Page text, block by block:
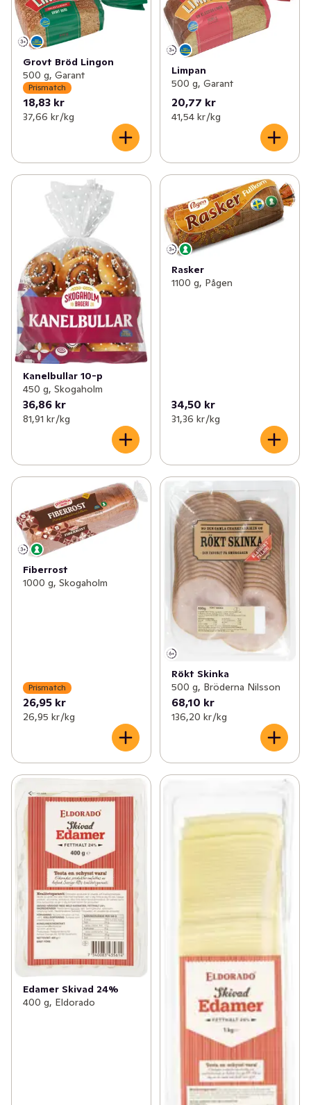
Grovt Bröd Lingon
500 g, Garant
Prismatch
18,83 kr
37,66 kr /kg
Limpan
500 g, Garant
20,77 kr
41,54 kr /kg
Kanelbullar 10-p
450 g, Skogaholm
36,86 kr
81,91 kr /kg
Rasker
1100 g, Pågen
34,50 kr
31,36 kr /kg
Fiberrost
1000 g, Skogaholm
Prismatch
26,95 kr
26,95 kr /kg
Rökt Skinka
500 g, Bröderna Nilsson
68,10 kr
136,20 kr /kg
Edamer Skivad 24%
400 g, Eldorado